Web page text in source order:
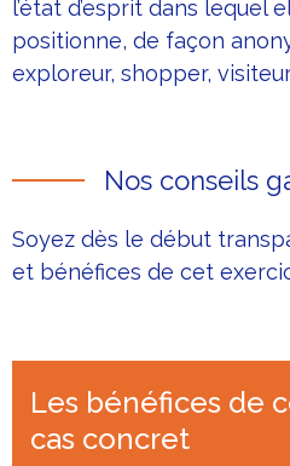
l’état d’esprit dans lequel
positionne, de façon
exploreur, shopper,
Nos conseils
Soyez dès le début
et bénéfices de cet
Les bénéfices de
cas concret